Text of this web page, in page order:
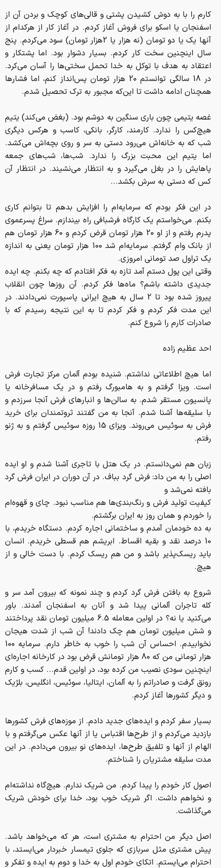
كارم را با به دوش كشيدن پشتي و قالي‌هاي كوچك و بردن آن از
اسفنجان يا اسكو براي فروش آغاز كردم. در آغاز كار از هركدام از
آنها يك يا دو تومان (نه هزار يا 2هزار تومان) سود مي‌كردم. پنج
سال اينچنين سخت كار كردم. بسيار دشوار بود. اما پشتكار و
اعتقاد به هدف با توكل به خدا تحمل سختي‌ها را آسان مي‌كرد.
در 18 سالگي توانستم 20 هزار تومان پس‌انداز كنم، اما فشارها
همچنان ادامه داشت تا اين‌كه مجبور به ترك تحصيل شدم.
غصه يتيمي چون باري سنگين به دوشم بود. (بغض مي‌كند) يتيم
هيچ‌كس را ندارد. كارمند، كارگر، بانكي، كاسب و هركس ديگري
شب كه به خانه‌اش مي‌رود دستي به سر و روي بچه‌اش مي‌كشد.
اما يتيم اين محبت بزرگ را ندارد. شب‌ها، شب‌هاي جمعه
پاهايش را در بغل مي‌گيرد و به انتظار مي‌نشيند. در انتظار آن
كس كه دستي به سرش بكشد...
در اين فكر بودم كه سرمايه‌ام را افزايش بدهم تا بتوانم كاري
بكنم. مي‌خواستم يك كارگاه فرشبافي راه بيندازم. سراغ پسرعموي
پدرم رفتم و از او 20 هزار تومان قرض كردم و 60 هزار تومان هم
از بانك وام گرفتم. سرمايه‌ام شد 100 هزار تومان يعني به اندازه
يك تراول صد توماني امروزي.
وقتي اين پول دستم آمد تازه به فكر افتادم كه چه بكنم. چه ايده
جديدي داشته باشم؟ ماه‌ها فكر كردم. آن روزها چون انقلاب
پيروز شده بود تا 2 سال به هيچ ايراني پاسپورت نمي‌دادند. در
اين مدت فكر كردم و فكر كردم تا به اين نتيجه رسيدم كه با
صادرات كارم را شروع كنم.
احد عظیم زاده
اما هيچ اطلاعاتي نداشتم. شنيده بودم آلمان مركز تجارت فرش
است. ويزا گرفتم و به هامبورگ رفتم و در يك مسافرخانه يا
پانسيون مستقر شدم. به سالن‌ها و انبارهاي فرش آنجا سرزدم و
با سليقه‌ها آشنا شدم. آنجا به من گفتند ثروتمندان براي خريد
فرش به سوئيس مي‌روند. ويزاي 15 روزه سوئيس گرفتم و به ژنو
رفتم.
زبان هم نمي‌دانستم. در يك هتل با تاجري آشنا شدم و او ايده
اصلي را به من داد: فرش گرد بباف. در آن دوران در ايران فرش گرد
بافته نمي‌شد و
كيفيت توليد فرش و رنگ‌بندي‌ها هم مناسب نبود. چاي و قهوه‌ام
را خوردم و همان روز به ايران برگشتم.
به ده خودمان آمدم و ساختماني اجاره كردم. دستگاه خريدم، با
10 درصد نقد و بقيه اقساط. ابريشم هم قسطي خريدم. انسان
بايد ريسك‌پذير باشد و من هم ريسك كردم. با دست خالي و از
هيچ.
شروع به بافتن فرش گرد كردم و چند نمونه كه بيرون آمد سر و
كله تاجران آلماني پيدا شد و آنان به اسفنجان آمدند. باور
مي‌كنيد يا نه؟ در اولين معامله 6.5 ميليون تومان نقد پرداختند
و شش ميليون تومان هم چك دادند! آن شب از شدت هيجان
نخوابيدم. احساس آن شب را خوب به خاطر دارم. سرمايه 100
هزار توماني من كه 80 هزار تومانش قرض بود در كارخانه اجاره‌اي
اينچنين سودي نصيب من كرده بود، در اولين قدم... كسب و كارم
رونق گرفت و صادراتم را به آلمان، ايتاليا، سوئيس، انگليس، بلژيك
و ديگر كشورها آغاز كردم.
بسيار سفر كردم و ايده‌هاي جديد دادم. از موزه‌هاي فرش كشورها
بازديد مي‌كردم و از طرح‌ها اقتباس يا از آنها عكس مي‌گرفتم و با
الهام از آنها و تلفيق طرح‌ها، ايده‌هاي نو بيرون مي‌دادم. در اين
مدت سليقه مشتريان را شناختم.
اصول كار خودم را پيدا كردم. من شريك ندارم. هيچ‌گاه نداشته‌ام
و نخواهم داشت. اگر شريك خوب بود، خدا براي خودش شريك
مي‌گذاشت.
اصل ديگر من احترام به مشتري است، هر كه مي‌خواهد باشد.
پيش مشتري مثل سربازي كه جلوي تيمسار خبردار مي‌ايستد، با
احترام مي‌ايستم. اتكاي خودم اول به خدا و دوم به ايده و تفكر و